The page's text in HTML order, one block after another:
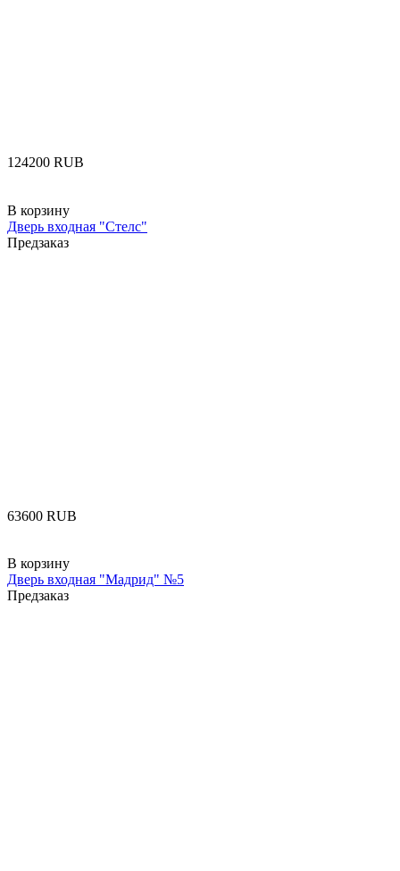
‍124200‍ RUB
В корзину
Дверь входная "Стелс"
Предзаказ
‍63600‍ RUB
В корзину
Дверь входная "Мадрид" №5
Предзаказ